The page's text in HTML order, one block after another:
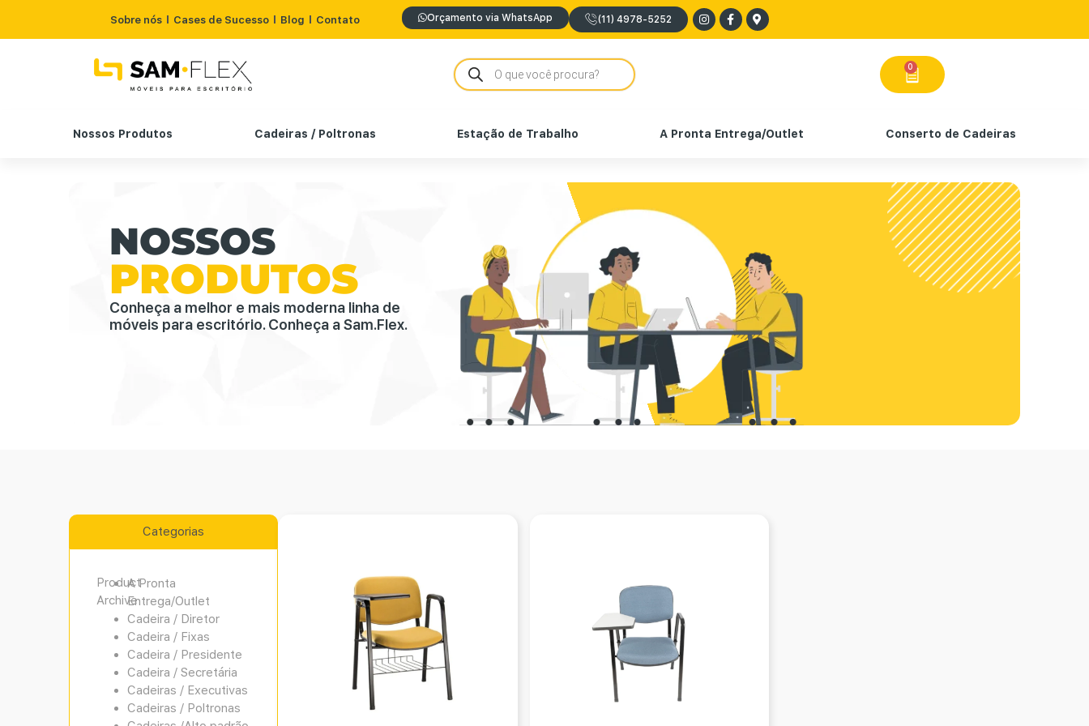
Sobre nós Cases de Sucesso Blog Contato Orçamento via WhatsApp (11) 4978-5252
0
Nossos Produtos Cadeiras / Poltronas Estação de Trabalho A Pronta Entrega/Outlet Conserto de Cadeiras
NOSSOS
PRODUTOS
Conheça a melhor e mais moderna linha de
móveis para escritório. Conheça a Sam.Flex.
Categorias
Product
Archive
A Pronta
Entrega/Outlet
Cadeira / Diretor
Cadeira / Fixas
Cadeira / Presidente
Cadeira / Secretária
Cadeiras / Executivas
Cadeiras / Poltronas